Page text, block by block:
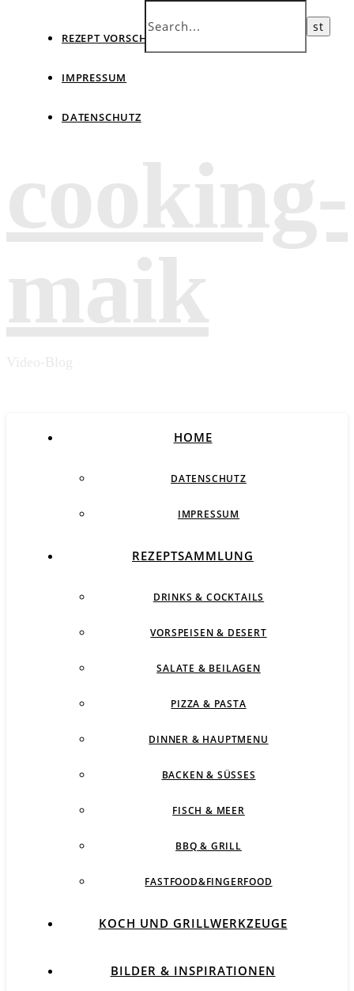
REZEPT VORSCHLAGEN
IMPRESSUM
DATENSCHUTZ
HOME
DATENSCHUTZ
IMPRESSUM
REZEPTSAMMLUNG
DRINKS & COCKTAILS
VORSPEISEN & DESERT
SALATE & BEILAGEN
PIZZA & PASTA
DINNER & HAUPTMENU
BACKEN & SÜSSES
FISCH & MEER
BBQ & GRILL
FASTFOOD&FINGERFOOD
KOCH UND GRILLWERKZEUGE
BILDER & INSPIRATIONEN